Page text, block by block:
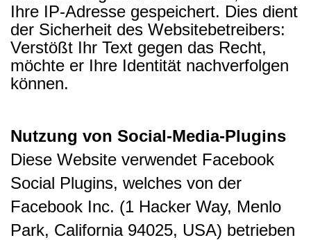
Ihre IP-Adresse gespeichert. Dies dient
der Sicherheit des Websitebetreibers:
Verstößt Ihr Text gegen das Recht,
möchte er Ihre Identität nachverfolgen
können.
Nutzung von Social-Media-Plugins
Diese Website verwendet Facebook
Social Plugins, welches von der
Facebook Inc. (1 Hacker Way, Menlo
Park, California 94025, USA) betrieben